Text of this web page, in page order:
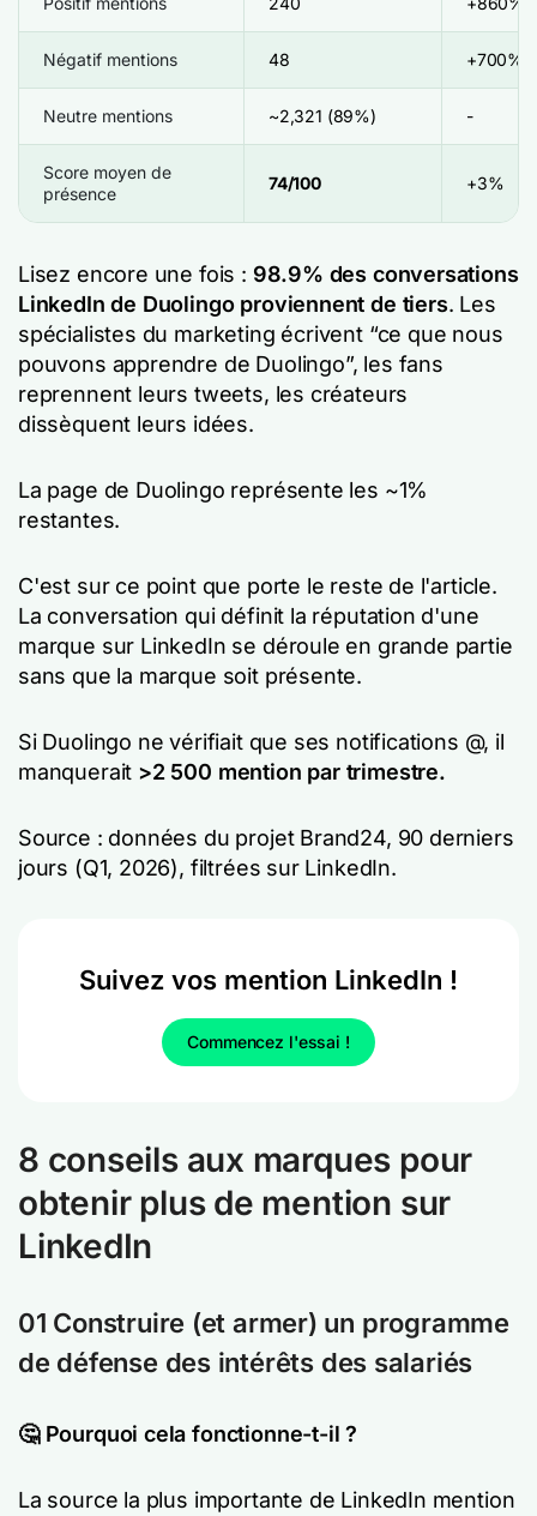
Négatif mentions 48 +700%
Neutre mentions ~2,321 (89%) -
Score moyen de
présence
74/100 +3%
Lisez encore une fois : 98.9% des conversations
LinkedIn de Duolingo proviennent de tiers. Les
spécialistes du marketing écrivent “ce que nous
pouvons apprendre de Duolingo”, les fans
reprennent leurs tweets, les créateurs
dissèquent leurs idées.
La page de Duolingo représente les ~1%
restantes.
C'est sur ce point que porte le reste de l'article.
La conversation qui définit la réputation d'une
marque sur LinkedIn se déroule en grande partie
sans que la marque soit présente.
Si Duolingo ne vérifiait que ses notifications @, il
manquerait >2 500 mention par trimestre.
Source : données du projet Brand24, 90 derniers
jours (Q1, 2026), filtrées sur LinkedIn.
Suivez vos mention LinkedIn !
Commencez l'essai !
8 conseils aux marques pour
obtenir plus de mention sur
LinkedIn
01 Construire (et armer) un programme
de défense des intérêts des salariés
🤔 Pourquoi cela fonctionne-t-il ?
La source la plus importante de LinkedIn mention